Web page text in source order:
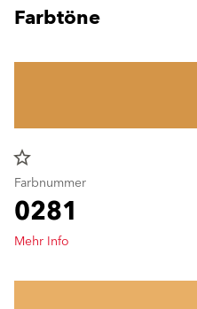
Farbtöne
star_border
Farbnummer
0281
Mehr Info